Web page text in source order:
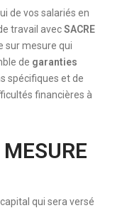
de vos salariés en
travail avecSACRE
sur mesure qui
de garanties
spécifiques et de
financières à
qui sera versé